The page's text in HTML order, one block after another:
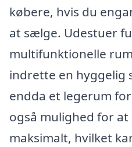
købere, hvis du
at sælge. Udestuer
multifunktionelle
indrette en hyggelig
endda et legerum
også mulighed for
maksimalt, hvilket